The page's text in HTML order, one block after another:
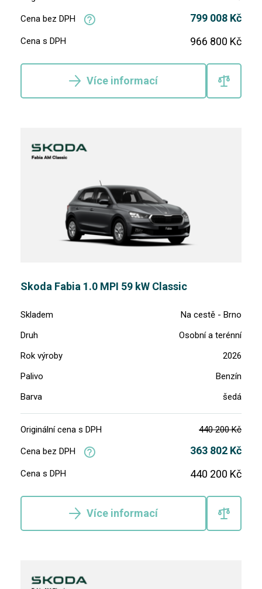
Cena bez DPH 799 008 Kč
Cena s DPH 966 800 Kč
Více informací
Skoda Fabia 1.0 MPI 59 kW Classic
Skladem
Na cestě - Brno
Druh
Osobní a terénní
Rok výroby
2026
Palivo
Benzín
Barva
šedá
Originální cena s DPH 440 200 Kč
Cena bez DPH 363 802 Kč
Cena s DPH 440 200 Kč
Více informací